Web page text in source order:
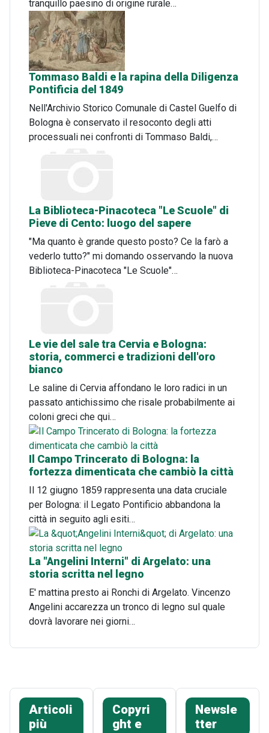
tranquillo paesino di origine rurale…
Tommaso Baldi e la rapina della Diligenza
Pontificia del 1849
Nell'Archivio Storico Comunale di Castel Guelfo di
Bologna è conservato il resoconto degli atti
processuali nei confronti di Tommaso Baldi,…
La Biblioteca-Pinacoteca "Le Scuole" di
Pieve di Cento: luogo del sapere
"Ma quanto è grande questo posto? Ce la farò a
vederlo tutto?" mi domando osservando la nuova
Biblioteca-Pinacoteca "Le Scuole"…
Le vie del sale tra Cervia e Bologna:
storia, commerci e tradizioni dell'oro
bianco
Le saline di Cervia affondano le loro radici in un
passato antichissimo che risale probabilmente ai
coloni greci che qui…
Il Campo Trincerato di Bologna: la
fortezza dimenticata che cambiò la città
Il 12 giugno 1859 rappresenta una data cruciale
per Bologna: il Legato Pontificio abbandona la
città in seguito agli esiti…
La "Angelini Interni" di Argelato: una
storia scritta nel legno
E' mattina presto ai Ronchi di Argelato. Vincenzo
Angelini accarezza un tronco di legno sul quale
dovrà lavorare nei giorni…
Articoli
più
Copyri
ght e
Newsle
tter